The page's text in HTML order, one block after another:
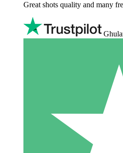
Great shots quality and many